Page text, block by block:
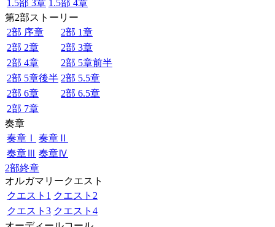
1.5部 3章 1.5部 4章
第2部ストーリー
2部 序章
2部 1章
2部 2章
2部 3章
2部 4章
2部 5章前半
2部 5章後半 2部 5.5章
2部 6章
2部 6.5章
2部 7章
奏章
奏章Ⅰ
奏章Ⅱ
奏章Ⅲ 奏章Ⅳ
2部終章
オルガマリークエスト
クエスト1 クエスト2
クエスト3 クエスト4